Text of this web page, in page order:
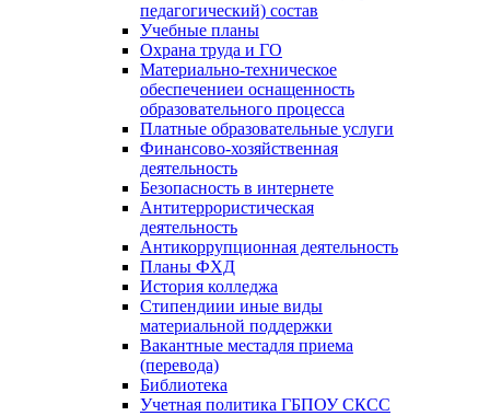
педагогический) состав
Учебные планы
Охрана труда и ГО
Материально-техническое
обеспечениеи оснащенность
образовательного процесса
Платные образовательные услуги
Финансово-хозяйственная
деятельность
Безопасность в интернете
Антитеррористическая
деятельность
Антикоррупционная деятельность
Планы ФХД
История колледжа
Стипендиии иные виды
материальной поддержки
Вакантные местадля приема
(перевода)
Библиотека
Учетная политика ГБПОУ СКСС